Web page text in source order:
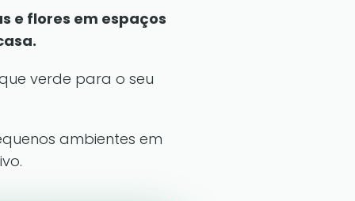
e flores em espaços
verde para o seu
ambientes em